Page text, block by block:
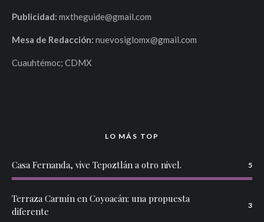
Publicidad: mxtheguide@gmail.com
Mesa de Redacción: nuevosiglomx@gmail.com
Cuauhtémoc; CDMX
LO MÁS TOP
Casa Fernanda, vive Tepoztlán a otro nivel. 5
Terraza Carmín en Coyoacán: una propuesta
diferente
3